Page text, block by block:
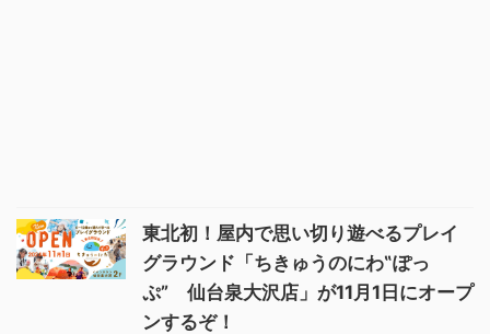
東北初！屋内で思い切り遊べるプレイ
グラウンド「ちきゅうのにわ‟ぽっ
ぷ” 仙台泉大沢店」が11月1日にオープ
ンするぞ！